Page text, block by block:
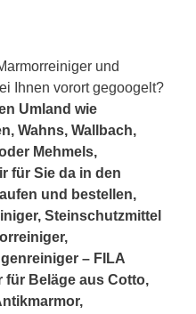
und
Ihnen vorort gegoogelt?
Umland wie
Wahns, Wallbach,
Mehmels,
für Sie da in den
und bestellen,
Steinschutzmittel
– FILA
für Beläge aus Cotto,